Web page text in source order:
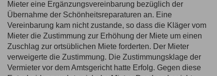
Mieter eine Ergänzungsvereinbarung bezüglich der
Übernahme der Schönheitsreparaturen an. Eine
Vereinbarung kam nicht zustande, so dass die Kläger vom
Mieter die Zustimmung zur Erhöhung der Miete um einen
Zuschlag zur ortsüblichen Miete forderten. Der Mieter
verweigerte die Zustimmung. Die Zustimmungsklage der
Vermieter vor dem Amtsgericht hatte Erfolg. Gegen diese